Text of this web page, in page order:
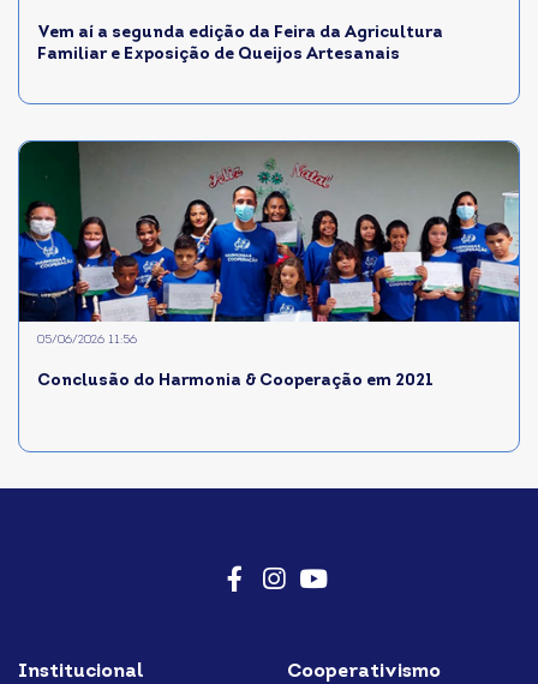
Vem aí a segunda edição da Feira da Agricultura
Familiar e Exposição de Queijos Artesanais
Conclusão do Harmonia & Cooperação em 2021
05/06/2026 11:56
Institucional Cooperativismo